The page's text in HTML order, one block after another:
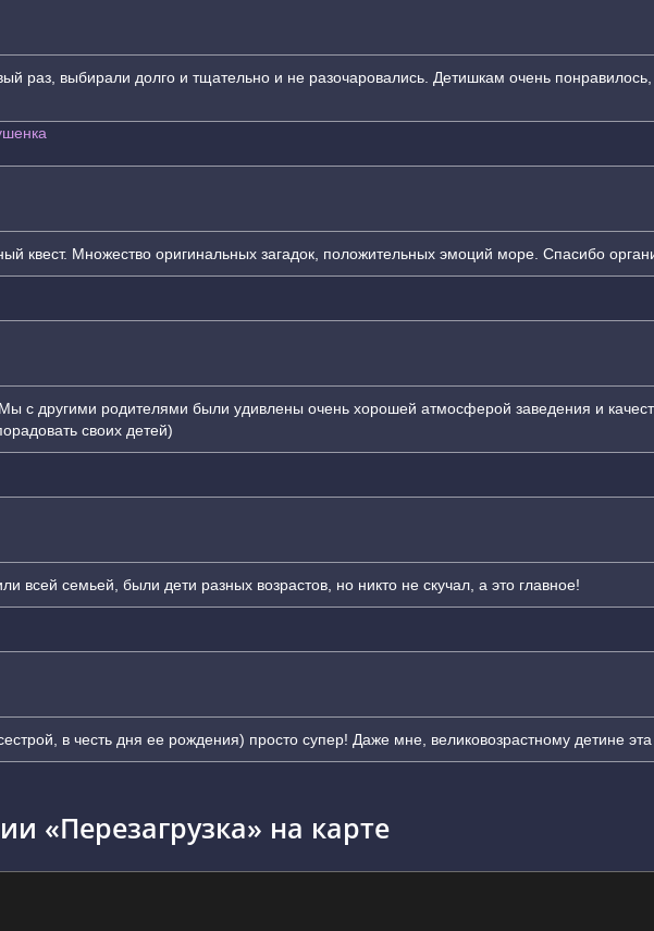
раз, выбирали долго и тщательно и не разочаровались. Детишкам очень
квест. Множество оригинальных загадок, положительных эмоций море. Спасибо
с другими родителями были удивлены очень хорошей атмосферой заведения и
своих детей)
всей семьей, были дети разных возрастов, но никто не скучал, а это главное!
в честь дня ее рождения) просто супер! Даже мне, великовозрастному детине эта
«Перезагрузка» на карте